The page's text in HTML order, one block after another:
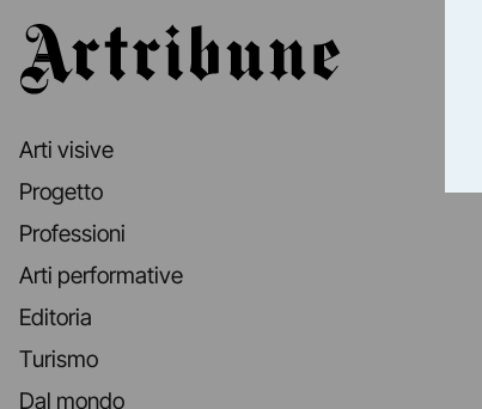
Artribune
Arti visive
Progetto
Professioni
Arti performative
Editoria
Turismo
Dal mondo